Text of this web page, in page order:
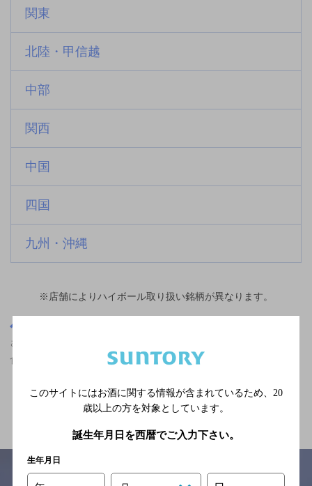
関東
北陸・甲信越
中部
関西
中国
四国
九州・沖縄
※店舗によりハイボール取り扱い銘柄が異なります。
さいたま新都心駅(埼玉県)周辺500m,ビアホール・ビアレストラン,
食べ放題ありのお店
関連ページ
このサイトにはお酒に関する情報が含まれているため、 20
歳以上の方を対象としています。
誕生年月日を西暦でご入力下さい。
生年月日